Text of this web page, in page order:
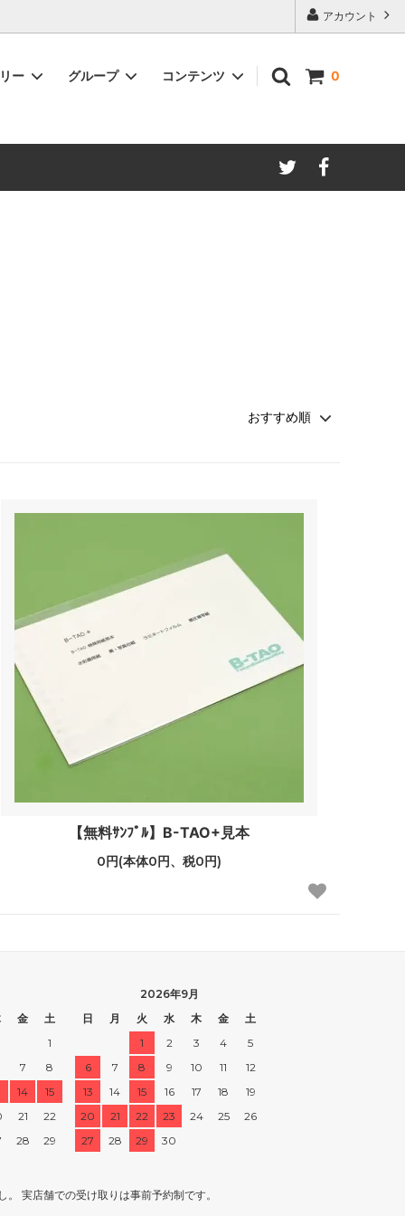
アカウント
0
ー グループ コンテンツ
【無料ｻﾝﾌﾟﾙ】B-TAO+見本
0円(本体0円、税0円)
金
土
1
7
8
14
15
21
22
28
29
2026年9月
日
月 火 水 木 金
土
1
2 3 4
5
6
7 8 9 10 11
12
13
14 15 16 17 18
19
20
21 22 23 24 25
26
27
28 29 30
。 実店舗での受け取りは事前予約制です。